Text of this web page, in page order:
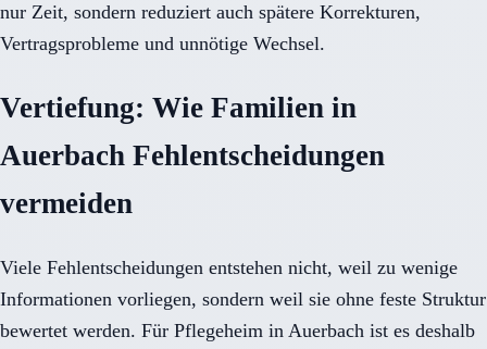
nur Zeit, sondern reduziert auch spätere Korrekturen,
Vertragsprobleme und unnötige Wechsel.
Vertiefung: Wie Familien in
Auerbach Fehlentscheidungen
vermeiden
Viele Fehlentscheidungen entstehen nicht, weil zu wenige
Informationen vorliegen, sondern weil sie ohne feste Struktur
bewertet werden. Für Pflegeheim in Auerbach ist es deshalb